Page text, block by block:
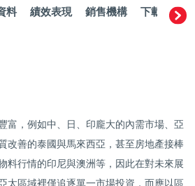
料 績效表現 銷售機構 下載文件
富，例如中、日、印龐大的內需市場、亞
改善的泰國與馬來西亞，甚至房地產接棒
料行情的印尼與澳洲等，因此在對未來展
太區域裡僅追逐單一市場投資，而應以區